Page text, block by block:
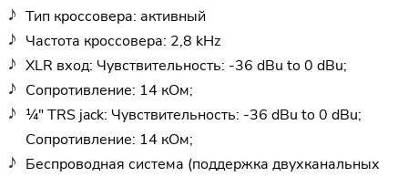
Тип кроссовера: активный
Частота кроссовера: 2,8 kHz
XLR вход: Чувствительность: -36 dBu to 0 dBu;
Сопротивление: 14 кОм;
¼" TRS jack: Чувствительность: -36 dBu to 0 dBu;
Сопротивление: 14 кОм;
Беспроводная система (поддержка двухканальных